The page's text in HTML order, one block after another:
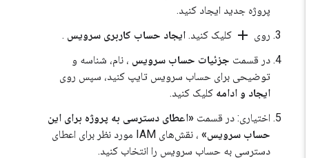
پروژه جدید ایجاد کنید.
رویaddکلیک کنید.ایجاد حساب کاربری سرویس.
در قسمتجزئیات حساب سرویس، نام، شناسه و
توضیحی برای حساب سرویس تایپ کنید، سپس روی
ایجاد و ادامهکلیک کنید.
اختیاری: در قسمت«اعطای دسترسی به پروژه برای این
حساب سرویس»
، نقش‌های IAM مورد نظر برای اعطای
دسترسی به حساب سرویس را انتخاب کنید.